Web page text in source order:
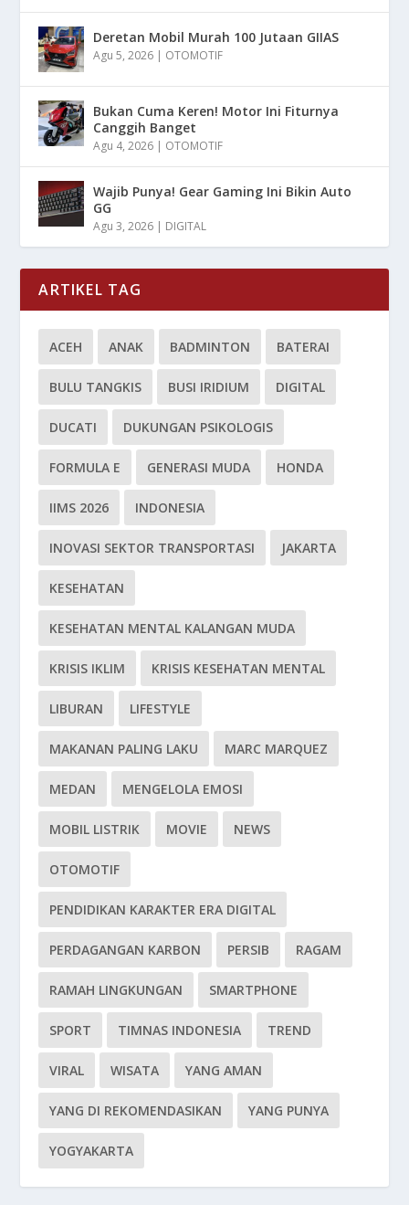
Deretan Mobil Murah 100 Jutaan GIIAS
Agu 5, 2026 | OTOMOTIF
Bukan Cuma Keren! Motor Ini Fiturnya
Canggih Banget
Agu 4, 2026 | OTOMOTIF
Wajib Punya! Gear Gaming Ini Bikin Auto
GG
Agu 3, 2026 | DIGITAL
ARTIKEL TAG
ACEH ANAK BADMINTON BATERAI
BULU TANGKIS BUSI IRIDIUM DIGITAL
DUCATI DUKUNGAN PSIKOLOGIS
FORMULA E GENERASI MUDA HONDA
IIMS 2026 INDONESIA
INOVASI SEKTOR TRANSPORTASI JAKARTA
KESEHATAN
KESEHATAN MENTAL KALANGAN MUDA
KRISIS IKLIM KRISIS KESEHATAN MENTAL
LIBURAN LIFESTYLE
MAKANAN PALING LAKU MARC MARQUEZ
MEDAN MENGELOLA EMOSI
MOBIL LISTRIK MOVIE NEWS
OTOMOTIF
PENDIDIKAN KARAKTER ERA DIGITAL
PERDAGANGAN KARBON PERSIB RAGAM
RAMAH LINGKUNGAN SMARTPHONE
SPORT TIMNAS INDONESIA TREND
VIRAL WISATA YANG AMAN
YANG DI REKOMENDASIKAN YANG PUNYA
YOGYAKARTA